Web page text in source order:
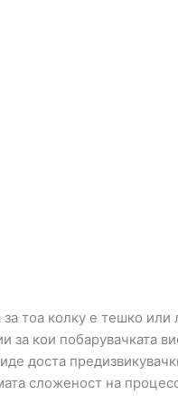
тоа колку е тешко
кои побарувачката
доста
сложеност на